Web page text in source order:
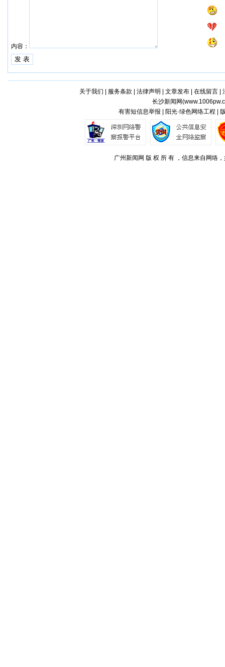
内容：
关于我们 服务条款 法律声明 文章发布| 在线留言|
长沙新闻网(
有害短信息举报 | 阳光·绿色网络工程 |
广州新闻网 版 权 所 有 ，信息来自网络